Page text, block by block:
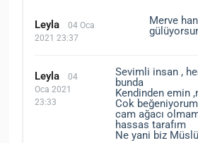
Leyla
04 Oca
2021 23:37
Merve
Leyla
04
Oca 2021
23:33
Sevimli insan ,
bunda
Kendinden emin
Cok
cam ağacı
hassas tarafım
Ne yani biz